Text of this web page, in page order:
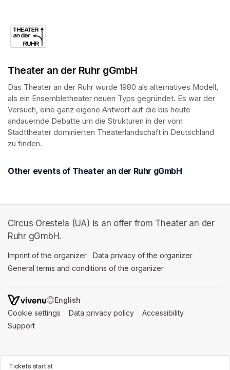
Tickets start at
Theater an der Ruhr gGmbH
Das Theater an der Ruhr wurde 1980 als alternatives Modell,
als ein Ensembletheater neuen Typs gegründet. Es war der
Versuch, eine ganz eigene Antwort auf die bis heute
andauernde Debatte um die Strukturen in der vom
Stadttheater dominierten Theaterlandschaft in Deutschland
zu finden.
Other events of Theater an der Ruhr gGmbH
Circus Oresteia (UA) is an offer from Theater an der
Ruhr gGmbH.
Imprint of the organizer (opens in a new tab)
Data privacy of the organizer
General terms and conditions of the organizer
SWITCH LANGUAGE
Cookie settings (opens in a new tab)
Data privacy policy (opens in a new tab)
Accessibility
Support